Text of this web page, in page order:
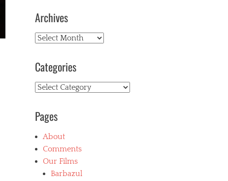
Archives
Archives
Categories
Categories
Pages
About
Comments
Our Films
Barbazul